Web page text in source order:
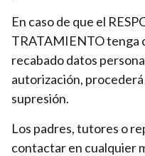
En caso de que el
TRATAMIENTO tenga
recabado datos
autorización,
supresión.
Los padres, tutores o
contactar en cualquier